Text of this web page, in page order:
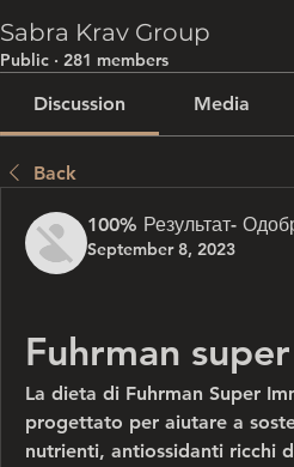
Sabra Krav Group
Public · 281 members
Discussion Media
Back
100% Результат-
September 8, 2023
Fuhrman
La dieta di Fuhrman Super
progettato per aiutare a
nutrienti, antiossidanti ricchi